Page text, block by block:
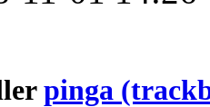
pinga